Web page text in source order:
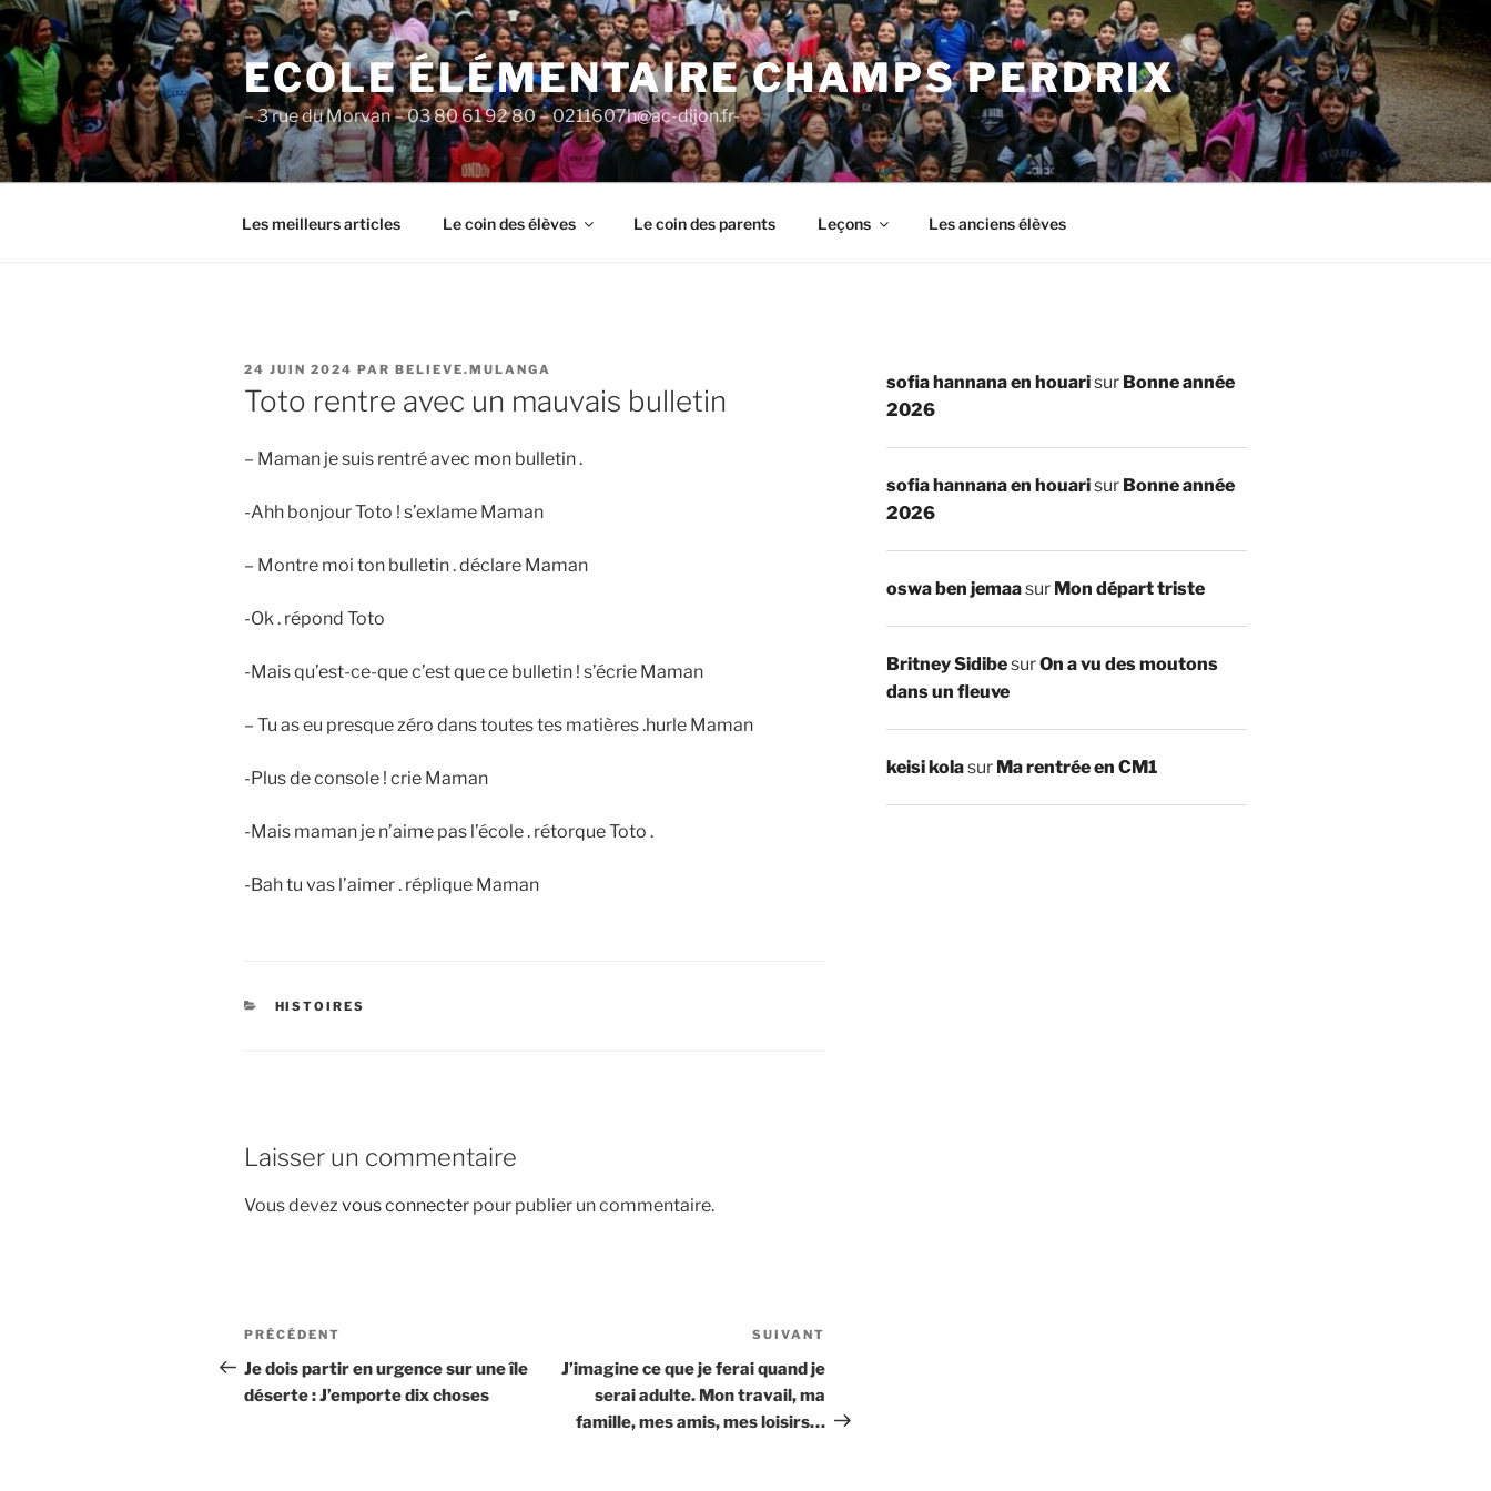
Aller
au
contenu
principal
ECOLE ÉLÉMENTAIRE CHAMPS PERDRIX
– 3 rue du Morvan – 03 80 61 92 80 – 0211607h@ac-dijon.fr-
Les meilleurs articles Le coin des élèves Le coin des parents Leçons Les anciens élèves
PUBLIÉ
LE
24 JUIN 2024 PAR BELIEVE.MULANGA
Toto rentre avec un mauvais bulletin
– Maman je suis rentré avec mon bulletin .
-Ahh bonjour Toto ! s’exlame Maman
– Montre moi ton bulletin . déclare Maman
-Ok . répond Toto
-Mais qu’est-ce-que c’est que ce bulletin ! s’écrie Maman
– Tu as eu presque zéro dans toutes tes matières .hurle Maman
-Plus de console ! crie Maman
-Mais maman je n’aime pas l’école . rétorque Toto .
-Bah tu vas l’aimer . réplique Maman
CATÉGORIES
HISTOIRES
Laisser un commentaire
Vous devez vous connecter pour publier un commentaire.
Navigation
de
l’article
Article
précédent
PRÉCÉDENT
Je dois partir en urgence sur une île
déserte : J’emporte dix choses
suivant
SUIVANT
J’imagine ce que je ferai quand je
serai adulte. Mon travail, ma
famille, mes amis, mes loisirs…
sofia hannana en houarisur Bonne année
2026
sofia hannana en houarisur Bonne année
2026
oswa ben jemaasur Mon départ triste
Britney SidibesurOn a vu des moutons
dans un fleuve
keisi kolasur Ma rentrée en CM1